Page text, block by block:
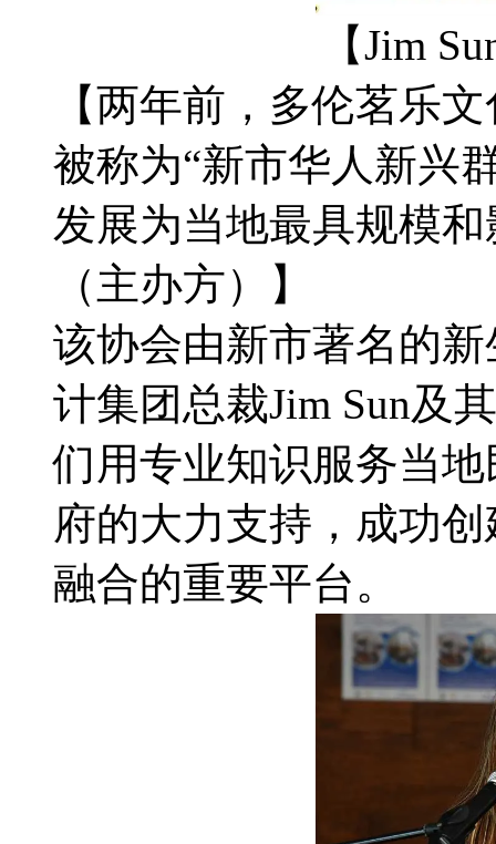
【Jim
【两年前，多伦茗乐
被称为“新市华人新兴
发展为当地最具规模
（主办方）】
该协会由新市著名的
计集团总裁Jim Sun及
们用专业知识服务当
府的大力支持，成功
融合的重要平台。